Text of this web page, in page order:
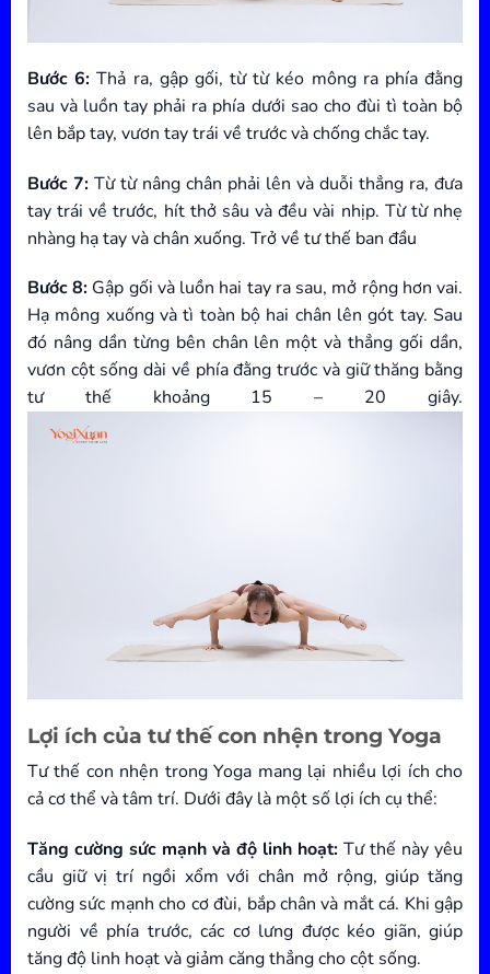
Bước 6: Thả ra, gập gối, từ từ kéo mông ra phía đằng
sau và luồn tay phải ra phía dưới sao cho đùi tì toàn bộ
lên bắp tay, vươn tay trái về trước và chống chắc tay.
Bước 7: Từ từ nâng chân phải lên và duỗi thẳng ra, đưa
tay trái về trước, hít thở sâu và đều vài nhịp. Từ từ nhẹ
nhàng hạ tay và chân xuống. Trở về tư thế ban đầu
Bước 8: Gập gối và luồn hai tay ra sau, mở rộng hơn vai.
Hạ mông xuống và tì toàn bộ hai chân lên gót tay. Sau
đó nâng dần từng bên chân lên một và thẳng gối dần,
vươn cột sống dài về phía đằng trước và giữ thăng bằng
tư thế khoảng 15 – 20 giây.
Lợi ích của tư thế con nhện trong Yoga
Tư thế con nhện trong Yoga mang lại nhiều lợi ích cho
cả cơ thể và tâm trí. Dưới đây là một số lợi ích cụ thể:
Tăng cường sức mạnh và độ linh hoạt: Tư thế này yêu
cầu giữ vị trí ngồi xổm với chân mở rộng, giúp tăng
cường sức mạnh cho cơ đùi, bắp chân và mắt cá. Khi gập
người về phía trước, các cơ lưng được kéo giãn, giúp
tăng độ linh hoạt và giảm căng thẳng cho cột sống.